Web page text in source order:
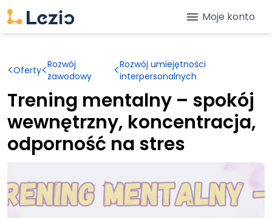
menu Moje konto
<Oferty<Rozwój
zawodowy
<Rozwój umiejętności
interpersonalnych
Trening mentalny – spokój
wewnętrzny, koncentracja,
odporność na stres